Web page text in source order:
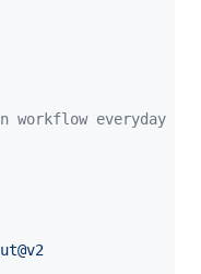
workflow everyday at